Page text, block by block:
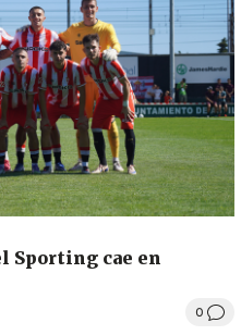
Sporting cae en
0